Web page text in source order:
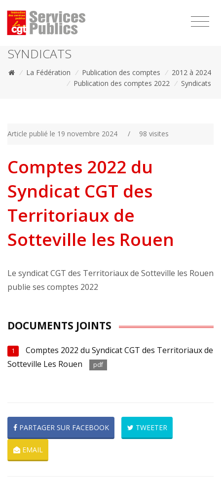
SYNDICATS
/ La Fédération / Publication des comptes / 2012 à 2024
/ Publication des comptes 2022 / Syndicats
Article publié le 19 novembre 2024 / 98 visites
Comptes 2022 du
Syndicat CGT des
Territoriaux de
Sotteville les Rouen
Le syndicat CGT des Territoriaux de Sotteville les Rouen
publie ses comptes 2022
DOCUMENTS JOINTS
1
Comptes 2022 du Syndicat CGT des Territoriaux de
Sotteville Les Rouen
pdf
PARTAGER SUR FACEBOOK TWEETER
EMAIL